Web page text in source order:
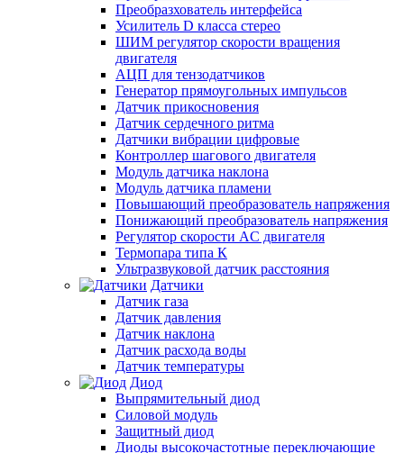
Преобразхователь интерфейса
Усилитель D класса стерео
ШИМ регулятор скорости вращения
двигателя
АЦП для тензодатчиков
Генератор прямоугольных импульсов
Датчик прикосновения
Датчик сердечного ритма
Датчики вибрации цифровые
Контроллер шагового двигателя
Модуль датчика наклона
Модуль датчика пламени
Повышающий преобразователь напряжения
Понижающий преобразователь напряжения
Регулятор скорости AC двигателя
Термопара типа К
Ультразвуковой датчик расстояния
Датчики
Датчик газа
Датчик давления
Датчик наклона
Датчик расхода воды
Датчик температуры
Диод
Выпрямительный диод
Силовой модуль
Защитный диод
Диоды высокочастотные переключающие